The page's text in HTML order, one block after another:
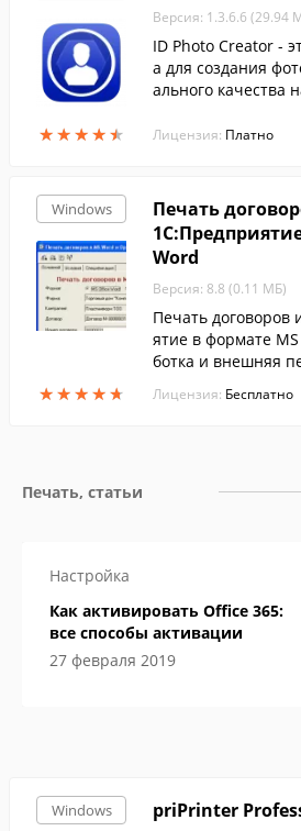
★★★★★
★★★★★
Версия: 1.3.6.6 (29.94
ID Photo Creator -
а для создания
ального качества
Лицензия: Платно
Windows
★★★★★
★★★★★
Печать
Word
Версия: 8.8 (0.11 МБ)
Печать
ятие в формате
ботка и внешняя
льшинства
плексная,
Лицензия: Бесплатно
Печать, статьи
Настройка
Как активировать Office 365:
все способы активации
27 февраля 2019
Windows priPrinter